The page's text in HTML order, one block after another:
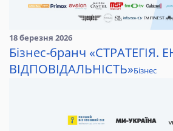
18 березня 2026
Бізнес-бранч «СТРАТЕГІЯ.
ВІДПОВІДАЛЬНІСТЬ»Бізнес